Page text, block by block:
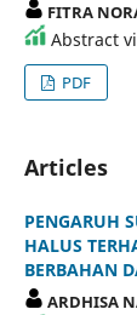
FITRA
Abstract
PDF
Articles
PENGARUH
HALUS
BERBAHAN
ARDHISA